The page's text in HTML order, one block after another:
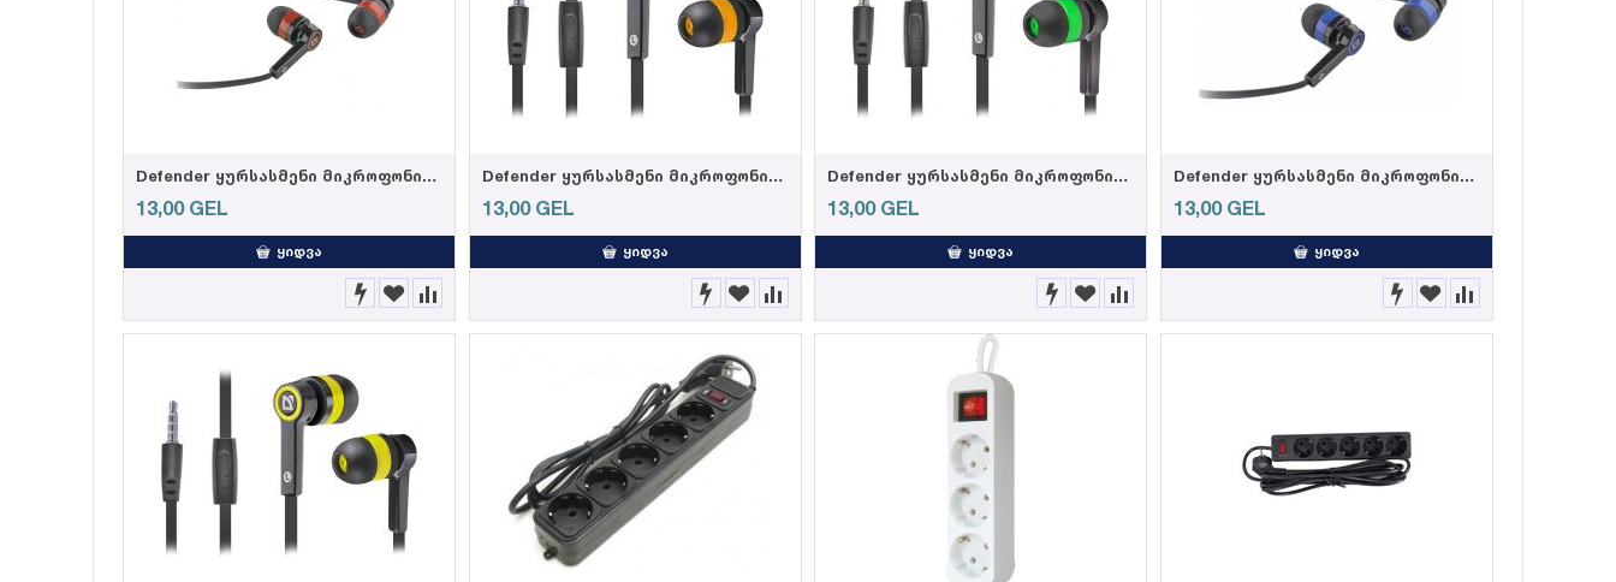
Defender ყურსასმენი მიკროფონით Pulse 420 black + red (4714033634243)
13,00 GEL
ᲧᲘᲓᲕᲐ
Defender ყურსასმენი მიკროფონით Pulse 420 black + orange
13,00 GEL
ᲧᲘᲓᲕᲐ
Defender ყურსასმენი მიკროფონით Pulse 420 black + green
13,00 GEL
ᲧᲘᲓᲕᲐ
Defender ყურსასმენი მიკროფონით Pulse 420 black + Blue
13,00 GEL
ᲧᲘᲓᲕᲐ